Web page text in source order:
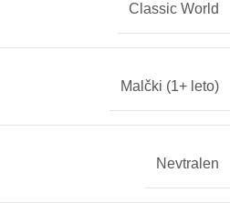
Classic World
Malčki (1+ leto)
Nevtralen